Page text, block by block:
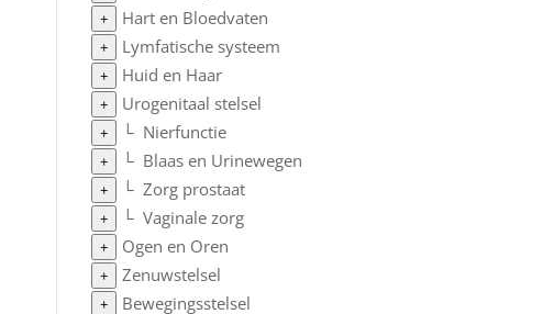
+ Hart en Bloedvaten
+ Lymfatische systeem
+ Huid en Haar
+ Urogenitaal stelsel
+ └ Nierfunctie
+ └ Blaas en Urinewegen
+ └ Zorg prostaat
+ └ Vaginale zorg
+ Ogen en Oren
+ Zenuwstelsel
+ Bewegingsstelsel